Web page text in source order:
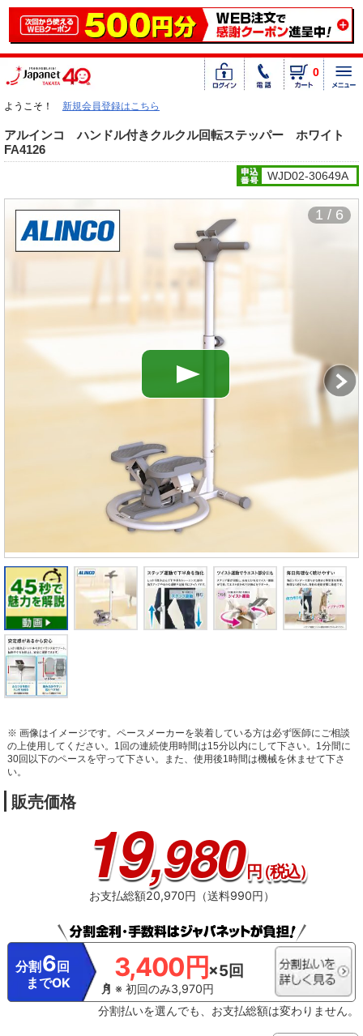
0
ようこそ！ 新規会員登録はこちら
アルインコ ハンドル付きクルクル回転ステッパー ホワイト
FA4126
WJD02-30649A
1 / 6
※ 画像はイメージです。ペースメーカーを装着している方は必ず医師にご相談
の上使用してください。1回の連続使用時間は15分以内にして下さい。1分間に
30回以下のペースを守って下さい。また、使用後1時間は機械を休ませて下さ
い。
販売価格
19,980円（税込）
お支払総額20,970円（送料990円）
分割 6 回
までOK
3,400円×5回
※ 初回のみ3,970円
分割払いを選んでも、お支払総額は変わりません。